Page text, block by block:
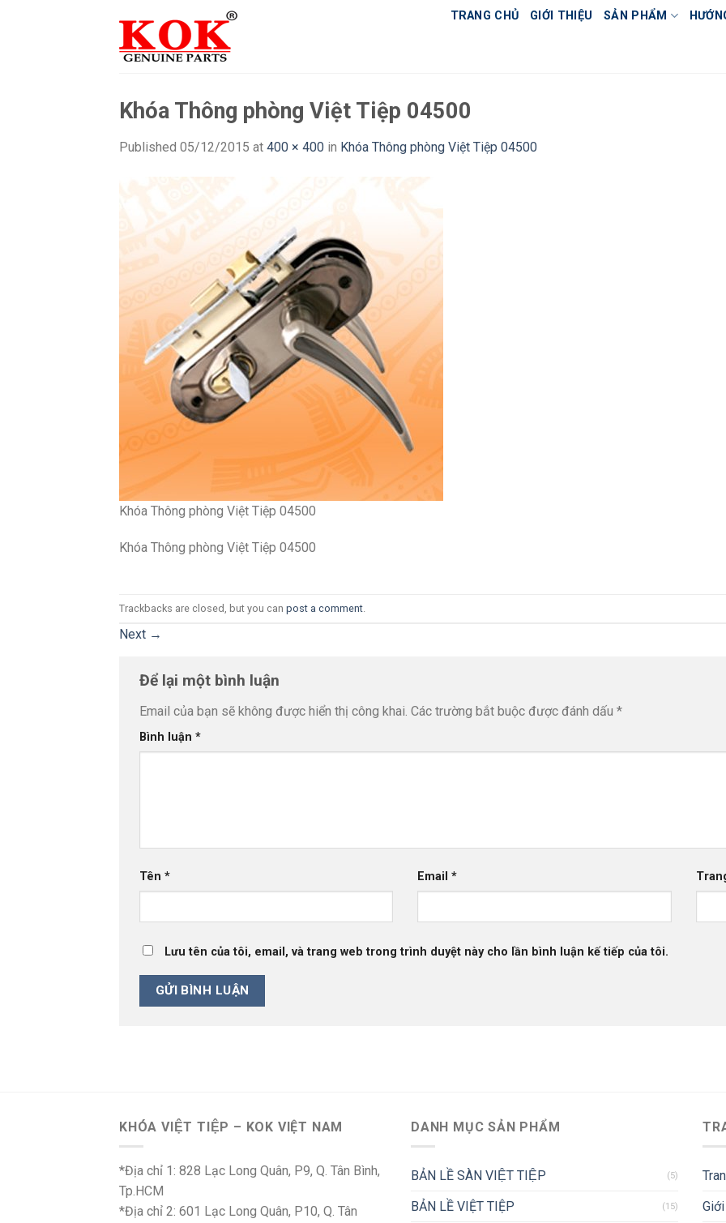
TRANG CHỦ GIỚI THIỆU SẢN PHẨM
Khóa Thông phòng Việt Tiệp 04500
Published 05/12/2015 at 400 × 400 in Khóa Thông phòng Việt Tiệp 04500
Khóa Thông phòng Việt Tiệp 04500
Khóa Thông phòng Việt Tiệp 04500
Trackbacks are closed, but you can post a comment
Next →
Để lại một bình luận
Email của bạn sẽ không được hiển thị công khai. Các trường bắt buộc được đánh dấu *
Bình luận *
Tên * Email*
Lưu tên của tôi, email, và trang web trong trình duyệt này cho lần bình luận kế tiếp của tôi.
KHÓA VIỆT TIỆP – KOK VIỆT NAM
*Địa chỉ 1: 828 Lạc Long Quân, P9, Q. Tân Bình,
Tp.HCM
*Địa chỉ 2: 601 Lạc Long Quân, P10, Q. Tân
DANH MỤC SẢN PHẨM
BẢN LỀ SÀN VIỆT TIỆP (5)
BẢN LỀ VIỆT TIỆP (15)